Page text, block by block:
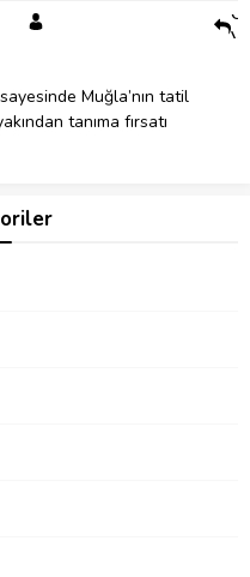
Muğla’nın tatil
tanıma fırsatı